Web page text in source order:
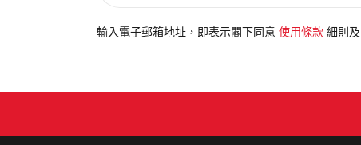
電
輸入電子郵箱地址，即表示閣下同意 使用條款 細則及